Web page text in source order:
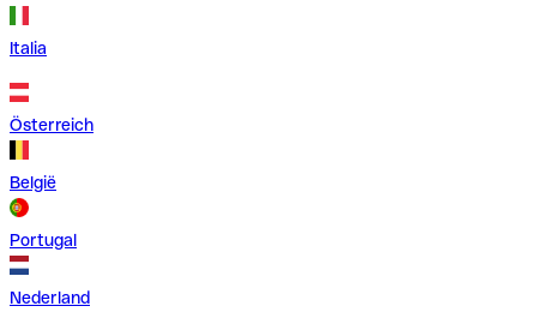
Italia
Österreich
België
Portugal
Nederland